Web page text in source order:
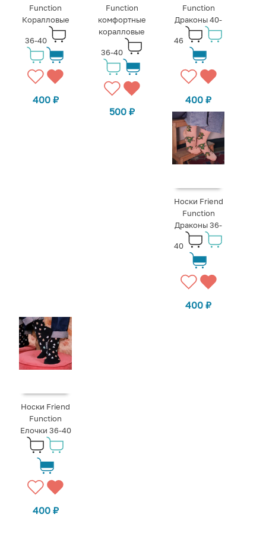
Function
Коралловые
36-40
400 ₽
Function
комфортные
коралловые
36-40
500 ₽
Function
Драконы 40-
46
400₽
Носки Friend
Function
Драконы 36-
40
400₽
Носки Friend
Function
Елочки 36-40
400 ₽